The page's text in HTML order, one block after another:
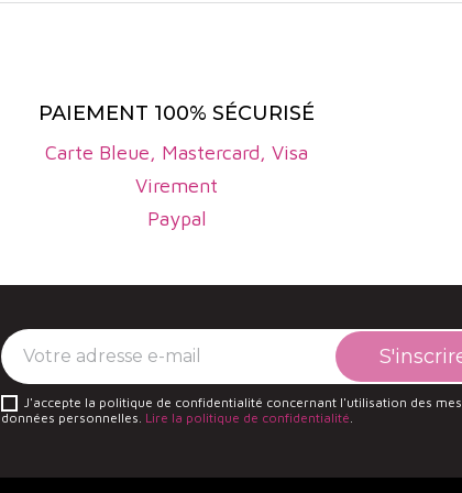
PAIEMENT 100% SÉCURISÉ
Carte Bleue, Mastercard, Visa
Virement
Paypal
J'accepte la politique de confidentialité concernant l'utilisation des mes
données personnelles. Lire la politique de confidentialité